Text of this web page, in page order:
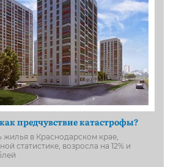
предчувствие катастрофы?
жилья в Краснодарском крае,
статистике, возросла на 12% и